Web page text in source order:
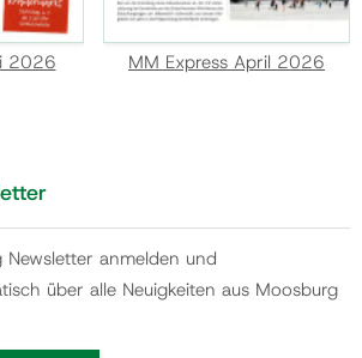
2026 MM Express April 2026
anmelden und
über alle Neuigkeiten aus Moosburg